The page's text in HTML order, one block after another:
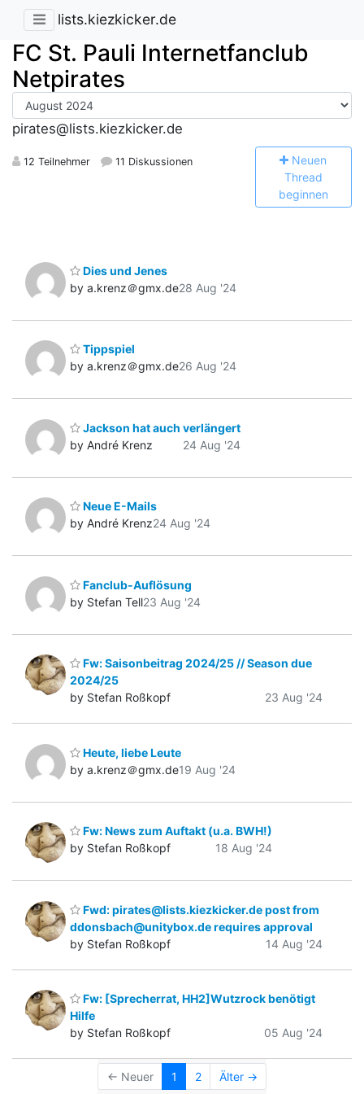
lists.kiezkicker.de
FC St. Pauli Internetfanclub
Netpirates
pirates@lists.kiezkicker.de
12 Teilnehmer 11 Diskussionen Neuen
Thread
beginnen
Dies und Jenes
by a.krenz＠gmx.de28 Aug '24
Tippspiel
by a.krenz＠gmx.de26 Aug '24
Jackson hat auch verlängert
by André Krenz
24 Aug '24
Neue E-Mails
by André Krenz24 Aug '24
Fanclub-Auflösung
by Stefan Tell23 Aug '24
Fw: Saisonbeitrag 2024/25 // Season due
2024/25
by Stefan Roßkopf
23 Aug '24
Heute, liebe Leute
by a.krenz＠gmx.de19 Aug '24
Fw: News zum Auftakt (u.a. BWH!)
by Stefan Roßkopf
18 Aug '24
Fwd: pirates@lists.kiezkicker.de post from
ddonsbach@unitybox.de requires approval
by Stefan Roßkopf
14 Aug '24
Fw: [Sprecherrat, HH2]Wutzrock benötigt
Hilfe
by Stefan Roßkopf
05 Aug '24
← Neuer 1 2 Älter →